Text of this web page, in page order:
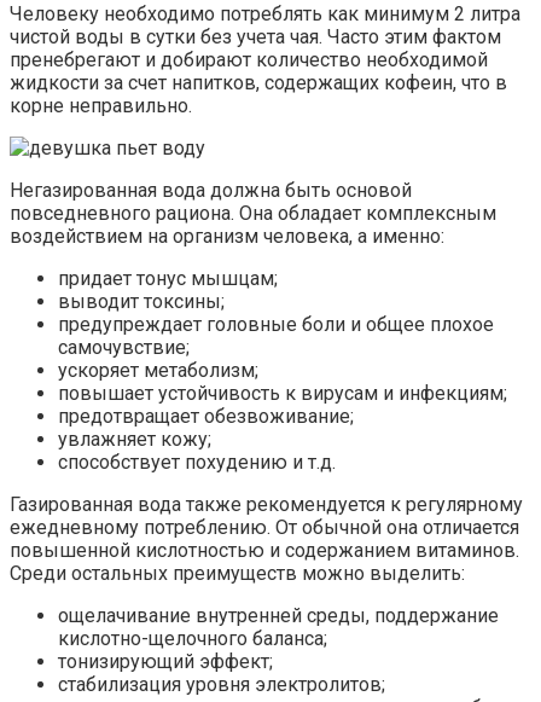
Человеку необходимо потреблять как минимум 2 литра
чистой воды в сутки без учета чая. Часто этим фактом
пренебрегают и добирают количество необходимой
жидкости за счет напитков, содержащих кофеин, что в
корне неправильно.
Негазированная вода должна быть основой
повседневного рациона. Она обладает комплексным
воздействием на организм человека, а именно:
придает тонус мышцам;
выводит токсины;
предупреждает головные боли и общее плохое
самочувствие;
ускоряет метаболизм;
повышает устойчивость к вирусам и инфекциям;
предотвращает обезвоживание;
увлажняет кожу;
способствует похудению и т.д.
Газированная вода также рекомендуется к регулярному
ежедневному потреблению. От обычной она отличается
повышенной кислотностью и содержанием витаминов.
Среди остальных преимуществ можно выделить:
ощелачивание внутренней среды, поддержание
кислотно-щелочного баланса;
тонизирующий эффект;
стабилизация уровня электролитов;